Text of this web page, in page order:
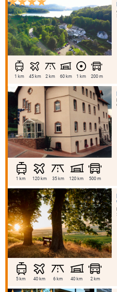
1 km 45 km 2 km 60 km 1 km 200 m
1 km 120 km 35 km 120 km 500 m
5 km 40 km 6 km 40 km 2 km